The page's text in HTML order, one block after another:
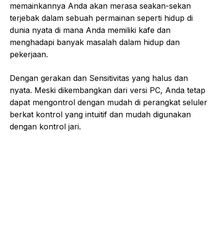
memainkannya Anda akan merasa seakan-sekan
terjebak dalam sebuah permainan seperti hidup di
dunia nyata di mana Anda memiliki kafe dan
menghadapi banyak masalah dalam hidup dan
pekerjaan.
Dengan gerakan dan Sensitivitas yang halus dan
nyata. Meski dikembangkan dari versi PC, Anda tetap
dapat mengontrol dengan mudah di perangkat seluler
berkat kontrol yang intuitif dan mudah digunakan
dengan kontrol jari.